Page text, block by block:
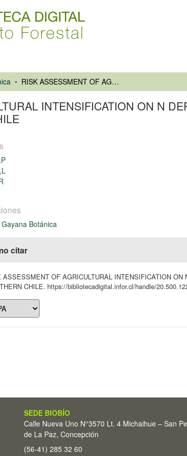
RISK ASSESSMENT OF AGRICULTURAL INTENSIFICATION ON N DEPOSITION ON PRISTINE FORESTS AND PLANTATIONS IN SOUTHERN CHILE
INTENSIFICATION ON N
Botánica
citar
ASSESSMENT OF AGRICULTURAL INTENSIFICATION
CHILE. https://bibliotecadigital.infor.cl/handle/
SEDE BIOBÍO
Calle Nueva Uno N°3570 Lt. 4 Michaihue – San
de La Paz, Concepción
(56-41) 285 32 60